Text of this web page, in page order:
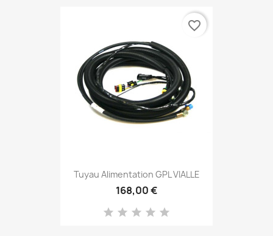
Tuyau Alimentation GPL VIALLE
168,00 €
favorite_border